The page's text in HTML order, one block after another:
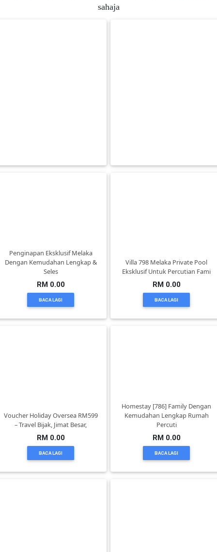
sahaja
Penginapan Eksklusif Melaka
Dengan Kemudahan Lengkap &
Seles
RM 0.00
BACA LAGI
Villa 798 Melaka Private Pool
Eksklusif Untuk Percutian Fami
RM 0.00
BACA LAGI
Voucher Holiday Oversea RM599
– Travel Bijak, Jimat Besar,
RM 0.00
BACA LAGI
Homestay [786] Family Dengan
Kemudahan Lengkap Rumah
Percuti
RM 0.00
BACA LAGI
TUDUNG(0)
ARTIKEL(14)
PERNIAGAAN(41)